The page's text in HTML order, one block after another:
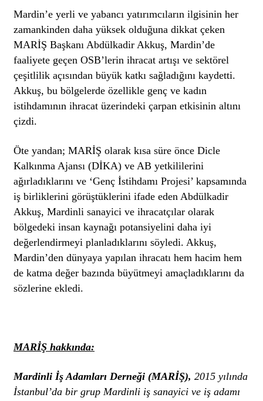
Mardin’e yerli ve yabancı yatırımcıların ilgisinin her
zamankinden daha yüksek olduğuna dikkat çeken
MARİŞ Başkanı Abdülkadir Akkuş, Mardin’de
faaliyete geçen OSB’lerin ihracat artışı ve sektörel
çeşitlilik açısından büyük katkı sağladığını kaydetti.
Akkuş, bu bölgelerde özellikle genç ve kadın
istihdamının ihracat üzerindeki çarpan etkisinin altını
çizdi.
Öte yandan; MARİŞ olarak kısa süre önce Dicle
Kalkınma Ajansı (DİKA) ve AB yetkililerini
ağırladıklarını ve ‘Genç İstihdamı Projesi’ kapsamında
iş birliklerini görüştüklerini ifade eden Abdülkadir
Akkuş, Mardinli sanayici ve ihracatçılar olarak
bölgedeki insan kaynağı potansiyelini daha iyi
değerlendirmeyi planladıklarını söyledi. Akkuş,
Mardin’den dünyaya yapılan ihracatı hem hacim hem
de katma değer bazında büyütmeyi amaçladıklarını da
sözlerine ekledi.
MARİŞ hakkında:
Mardinli İş Adamları Derneği (MARİŞ), 2015 yılında
İstanbul’da bir grup Mardinli iş sanayici ve iş adamı